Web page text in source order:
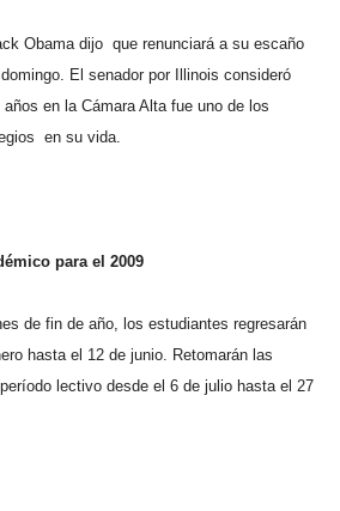
Obama dijo que renunciará a su escaño
El senador por Illinois consideró
en la Cámara Alta fue uno de los
en su vida.
para el 2009
de fin de año, los estudiantes regresarán
hasta el 12 de junio. Retomarán las
lectivo desde el 6 de julio hasta el 27